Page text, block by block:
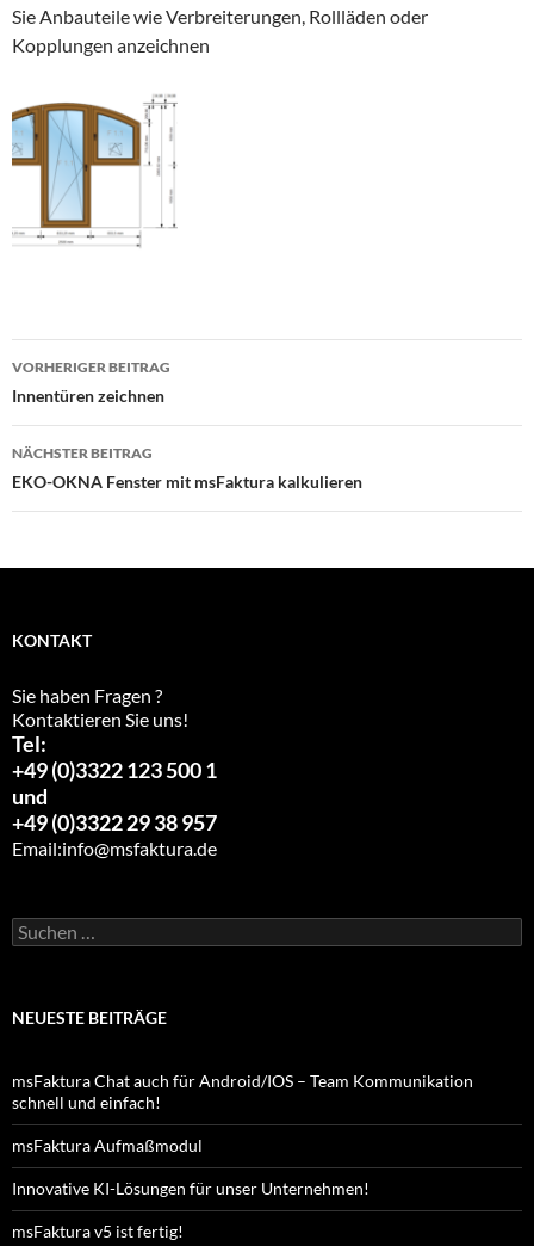
Sie Anbauteile wie Verbreiterungen, Rollläden oder
Kopplungen anzeichnen
Beitragsnavigation
VORHERIGER BEITRAG
Innentüren zeichnen
NÄCHSTER BEITRAG
EKO-OKNA Fenster mit msFaktura kalkulieren
KONTAKT
Sie haben Fragen ?
Kontaktieren Sie uns!
Tel:
+49 (0)3322 123 500 1
und
+49 (0)3322 29 38 957
Email:info@msfaktura.de
Suchen
nach:
NEUESTE BEITRÄGE
msFaktura Chat auch für Android/IOS – Team Kommunikation
schnell und einfach!
msFaktura Aufmaßmodul
Innovative KI-Lösungen für unser Unternehmen!
msFaktura v5 ist fertig!